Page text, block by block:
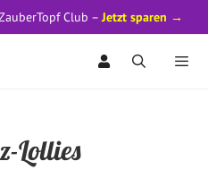
Lollies
Club –Jetzt sparen →